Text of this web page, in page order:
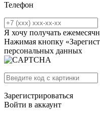
Телефон
Я хочу получать
Нажимая кнопку
персональных данных
Зарегистрироваться
Войти в аккаунт